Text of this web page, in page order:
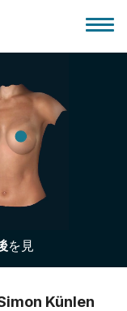
を見
Künlen